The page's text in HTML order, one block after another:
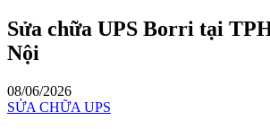
Sửa chữa UPS Borri tại
Nội
08/06/2026
SỬA CHỮA UPS